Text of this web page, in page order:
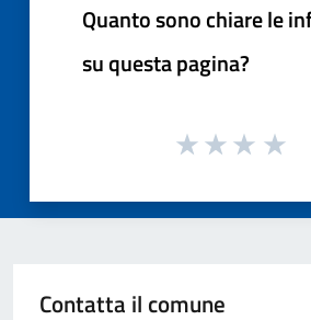
Quanto sono chiare le
su questa pagina?
Contatta il comune